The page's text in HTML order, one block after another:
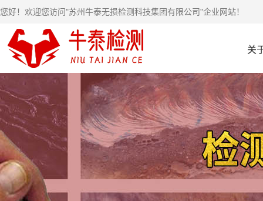
您好！欢迎您访问"苏州牛泰无损检测科技集团有限公司"企业网站！
关